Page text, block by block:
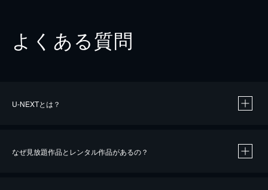
よくある質問
U-NEXTとは？
なぜ見放題作品とレンタル作品があるの？